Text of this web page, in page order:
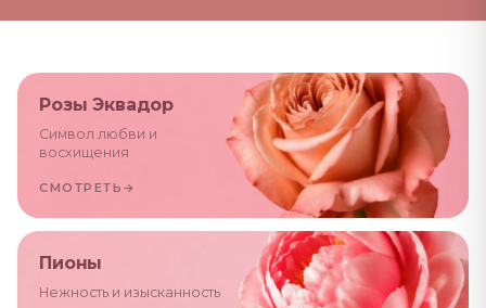
Розы Эквадор
Символ любви и
восхищения
СМОТРЕТЬ →
Пионы
Нежность и изысканность